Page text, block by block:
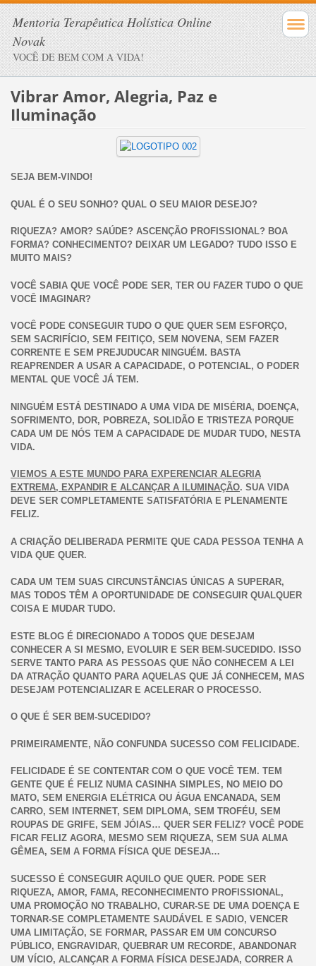
Mentoria Terapêutica Holística Online
Novak
VOCÊ DE BEM COM A VIDA!
Vibrar Amor, Alegria, Paz e
Iluminação
SEJA BEM-VINDO!
QUAL É O SEU SONHO? QUAL O SEU MAIOR DESEJO?
RIQUEZA? AMOR? SAÚDE? ASCENÇÃO PROFISSIONAL? BOA
FORMA? CONHECIMENTO? DEIXAR UM LEGADO? TUDO ISSO E
MUITO MAIS?
VOCÊ SABIA QUE VOCÊ PODE SER, TER OU FAZER TUDO O QUE
VOCÊ IMAGINAR?
VOCÊ PODE CONSEGUIR TUDO O QUE QUER SEM ESFORÇO,
SEM SACRIFÍCIO, SEM FEITIÇO, SEM NOVENA, SEM FAZER
CORRENTE E SEM PREJUDUCAR NINGUÉM. BASTA
REAPRENDER A USAR A CAPACIDADE, O POTENCIAL, O PODER
MENTAL QUE VOCÊ JÁ TEM.
NINGUÉM ESTÁ DESTINADO A UMA VIDA DE MISÉRIA, DOENÇA,
SOFRIMENTO, DOR, POBREZA, SOLIDÃO E TRISTEZA PORQUE
CADA UM DE NÓS TEM A CAPACIDADE DE MUDAR TUDO, NESTA
VIDA.
VIEMOS A ESTE MUNDO PARA EXPERENCIAR ALEGRIA
EXTREMA, EXPANDIR E ALCANÇAR A ILUMINAÇÃO. SUA VIDA
DEVE SER COMPLETAMENTE SATISFATÓRIA E PLENAMENTE
FELIZ.
A CRIAÇÃO DELIBERADA PERMITE QUE CADA PESSOA TENHA A
VIDA QUE QUER.
CADA UM TEM SUAS CIRCUNSTÂNCIAS ÚNICAS A SUPERAR,
MAS TODOS TÊM A OPORTUNIDADE DE CONSEGUIR QUALQUER
COISA E MUDAR TUDO.
ESTE BLOG É DIRECIONADO A TODOS QUE DESEJAM
CONHECER A SI MESMO, EVOLUIR E SER BEM-SUCEDIDO. ISSO
SERVE TANTO PARA AS PESSOAS QUE NÃO CONHECEM A LEI
DA ATRAÇÃO QUANTO PARA AQUELAS QUE JÁ CONHECEM, MAS
DESEJAM POTENCIALIZAR E ACELERAR O PROCESSO.
O QUE É SER BEM-SUCEDIDO?
PRIMEIRAMENTE, NÃO CONFUNDA SUCESSO COM FELICIDADE.
FELICIDADE É SE CONTENTAR COM O QUE VOCÊ TEM. TEM
GENTE QUE É FELIZ NUMA CASINHA SIMPLES, NO MEIO DO
MATO, SEM ENERGIA ELÉTRICA OU ÁGUA ENCANADA, SEM
CARRO, SEM INTERNET, SEM DIPLOMA, SEM TROFÉU, SEM
ROUPAS DE GRIFE, SEM JÓIAS… QUER SER FELIZ? VOCÊ PODE
FICAR FELIZ AGORA, MESMO SEM RIQUEZA, SEM SUA ALMA
GÊMEA, SEM A FORMA FÍSICA QUE DESEJA…
SUCESSO É CONSEGUIR AQUILO QUE QUER. PODE SER
RIQUEZA, AMOR, FAMA, RECONHECIMENTO PROFISSIONAL,
UMA PROMOÇÃO NO TRABALHO, CURAR-SE DE UMA DOENÇA E
TORNAR-SE COMPLETAMENTE SAUDÁVEL E SADIO, VENCER
UMA LIMITAÇÃO, SE FORMAR, PASSAR EM UM CONCURSO
PÚBLICO, ENGRAVIDAR, QUEBRAR UM RECORDE, ABANDONAR
UM VÍCIO, ALCANÇAR A FORMA FÍSICA DESEJADA, CORRER A